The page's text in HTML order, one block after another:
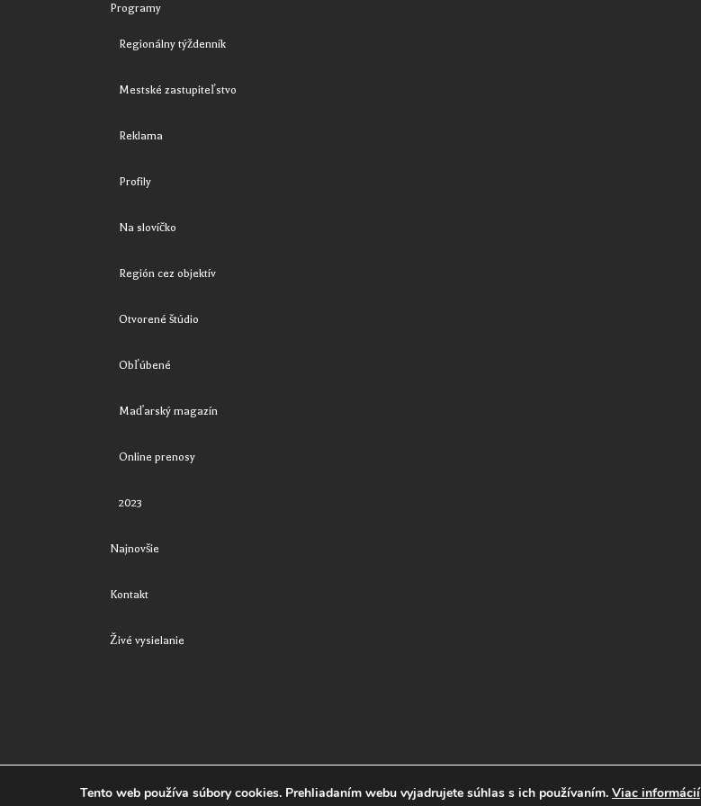
Programy
Regionálny týždenník
Mestské zastupiteľstvo
Reklama
Profily
Na slovíčko
Región cez objektív
Otvorené štúdio
Obľúbené
Maďarský magazín
Online prenosy
2023
Najnovšie
Kontakt
Živé vysielanie
Tento web používa súbory cookies. Prehliadaním webu vyjadrujete súhlas s ich používaním. Viac informácií